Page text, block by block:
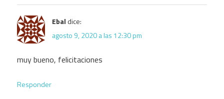
Ebal dice:
agosto 9, 2020 a las 12:30 pm
muy bueno, felicitaciones
Responder